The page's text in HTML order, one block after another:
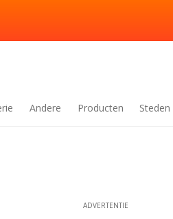
Andere Producten Steden
ADVERTENTIE